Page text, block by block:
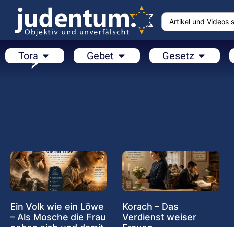
Tora Gebet Gesetz
Ein Volk wie ein Löwe
– Als Mosche die Frau
Korach – Das
Verdienst weiser